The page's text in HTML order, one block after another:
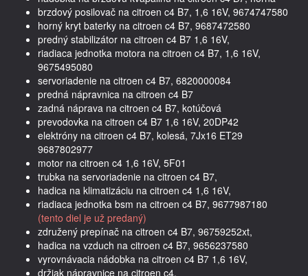
brzdový posilovač na citroen c4 B7, 1,6 16V, 9674747580
horný kryt baterky na citroen c4 B7, 9687472580
predný stabilizátor na citroen c4 B7 1,6 16V,
riadiaca jednotka motora na citroen c4 B7, 1,6 16V,
9675495080
servoriadenie na citroen c4 B7, 6820000084
predná nápravnica na citroen c4 B7
zadná náprava na citroen c4 B7, kotúčová
prevodovka na citroen c4 B7 1,6 16V, 20DP42
elektróny na citroen c4 B7, kolesá, 7Jx16 ET29
9687802977
motor na citroen c4 1,6 16V, 5F01
trubka na servoriadenie na citroen c4 B7,
hadica na klimatizáciu na citroen c4 1,6 16V,
riadiaca jednotka bsm na citroen c4 B7, 9677987180
(tento diel je už predaný)
združený prepínač na citroen c4 B7, 96759252xt,
hadica na vzduch na citroen c4 B7, 9656237580
vyrovnávacia nádobka na citroen c4 B7 1,6 16V,
držiak nápravnice na citroen c4,